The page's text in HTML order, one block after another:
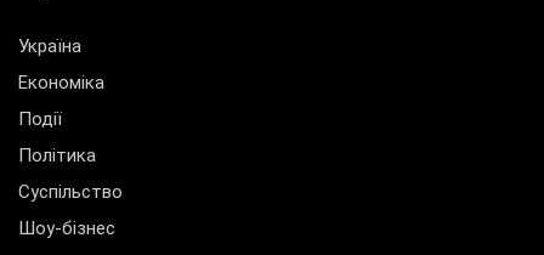
Україна
Економіка
Події
Політика
Суспільство
Шоу-бізнес